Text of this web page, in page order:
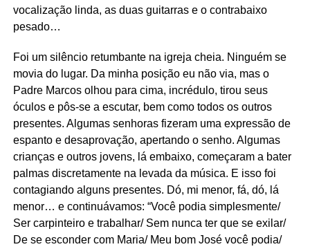
vocalização linda, as duas guitarras e o contrabaixo
pesado…
Foi um silêncio retumbante na igreja cheia. Ninguém se
movia do lugar. Da minha posição eu não via, mas o
Padre Marcos olhou para cima, incrédulo, tirou seus
óculos e pôs-se a escutar, bem como todos os outros
presentes. Algumas senhoras fizeram uma expressão de
espanto e desaprovação, apertando o senho. Algumas
crianças e outros jovens, lá embaixo, começaram a bater
palmas discretamente na levada da música. E isso foi
contagiando alguns presentes. Dó, mi menor, fá, dó, lá
menor… e continuávamos: “Você podia simplesmente/
Ser carpinteiro e trabalhar/ Sem nunca ter que se exilar/
De se esconder com Maria/ Meu bom José você podia/